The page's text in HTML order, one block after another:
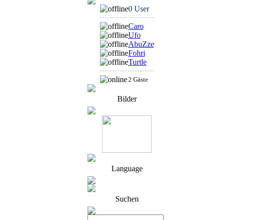
0 User
Caro
Ufo
AbuZze
Fohri
Turtle
2 Gäste
Bilder
Language
Suchen